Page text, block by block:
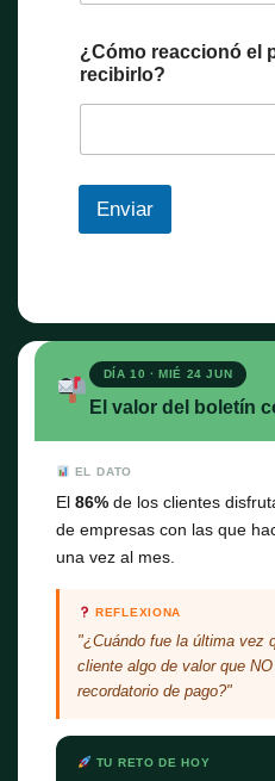
¿Cómo reaccionó el
recibirlo?
Enviar
DÍA 10 · MIÉ 24 JUN
El valor del boletín
EL DATO
El86% de los clientes
de empresas con las que
una vez al mes.
REFLEXIONA
"¿Cuándo fue la última vez
cliente algo de valor que
recordatorio de pago?"
TU RETO DE HOY